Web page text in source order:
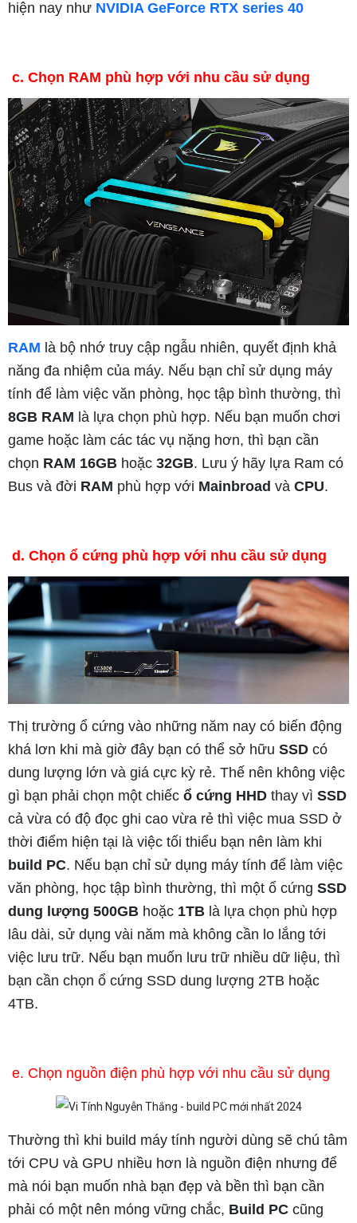
hiện nay như NVIDIA GeForce RTX series 40
c. Chọn RAM phù hợp với nhu cầu sử dụng
RAM là bộ nhớ truy cập ngẫu nhiên, quyết định khả
năng đa nhiệm của máy. Nếu bạn chỉ sử dụng máy
tính để làm việc văn phòng, học tập bình thường, thì
8GB RAM là lựa chọn phù hợp. Nếu bạn muốn chơi
game hoặc làm các tác vụ nặng hơn, thì bạn cần
chọn RAM 16GB hoặc 32GB. Lưu ý hãy lựa Ram có
Bus và đời RAM phù hợp với Mainbroad và CPU.
d. Chọn ổ cứng phù hợp với nhu cầu sử dụng
Thị trường ổ cứng vào những năm nay có biến động
khá lơn khi mà giờ đây bạn có thể sở hữu SSD có
dung lượng lớn và giá cực kỳ rẻ. Thế nên không việc
gì bạn phải chọn một chiếc ổ cứng HHD thay vì SSD
cả vừa có độ đọc ghi cao vừa rẻ thì việc mua SSD ở
thời điểm hiện tại là việc tối thiểu bạn nên làm khi
build PC. Nếu bạn chỉ sử dụng máy tính để làm việc
văn phòng, học tập bình thường, thì một ổ cứng SSD
dung lượng 500GB hoặc 1TB là lựa chọn phù hợp
lâu dài, sử dụng vài năm mà không cần lo lắng tới
việc lưu trữ. Nếu bạn muốn lưu trữ nhiều dữ liệu, thì
bạn cần chọn ổ cứng SSD dung lượng 2TB hoặc
4TB.
e. Chọn nguồn điện phù hợp với nhu cầu sử dụng
Thường thì khi build máy tính người dùng sẽ chú tâm
tới CPU và GPU nhiều hơn là nguồn điện nhưng để
mà nói bạn muốn nhà bạn đẹp và bền thì bạn cần
phải có một nên móng vững chắc, Build PC cũng